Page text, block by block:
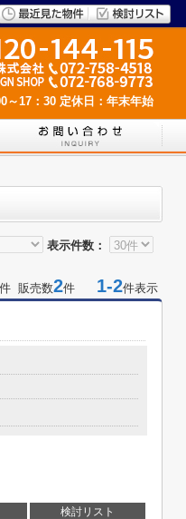
～17：30 定休日：年末年始
表示件数：
件 販売数2件 1-2件表示
検討リスト